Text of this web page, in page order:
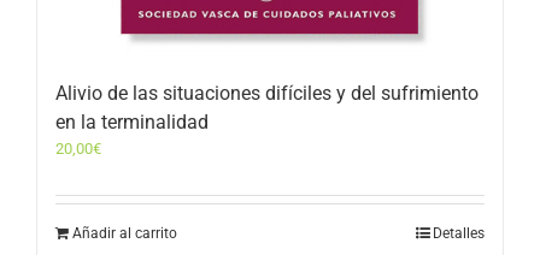
Alivio de las situaciones difíciles y del sufrimiento
en la terminalidad
20,00€
Añadir al carrito Detalles